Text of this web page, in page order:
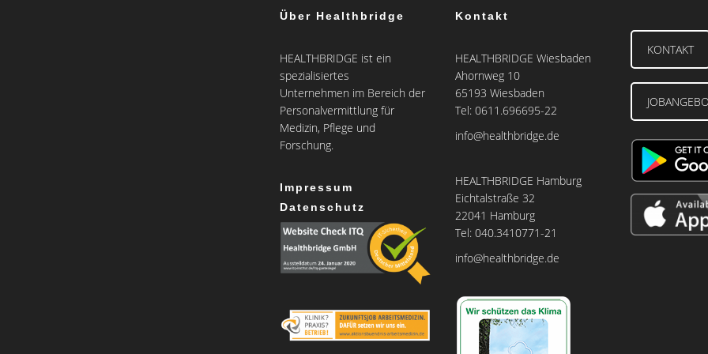
Über Healthbridge
HEALTHBRIDGE ist ein
spezialisiertes
Unternehmen im Bereich der
Personalvermittlung für
Medizin, Pflege und
Forschung.
Impressum
Datenschutz
Kontakt
HEALTHBRIDGE Wiesbaden
Ahornweg 10
65193 Wiesbaden
Tel: 0611.696695-22
info@healthbridge.de
HEALTHBRIDGE Hamburg
Eichtalstraße 32
22041 Hamburg
Tel: 040.3410771-21
info@healthbridge.de
KONTAKT